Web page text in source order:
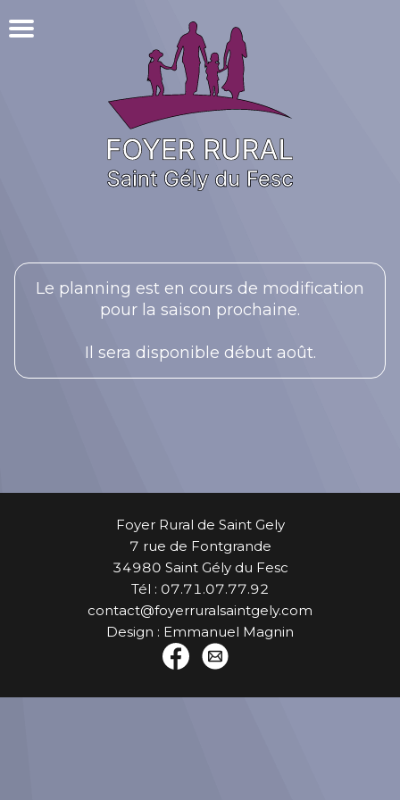
Le planning est en cours de modification
pour la saison prochaine.
Il sera disponible début août.
Foyer Rural de Saint Gely
7 rue de Fontgrande
34980 Saint Gély du Fesc
Tél : 07.71.07.77.92
contact@foyerruralsaintgely.com
Design : Emmanuel Magnin